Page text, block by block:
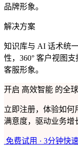
品牌形象。
解决方案
知识库与 AI 话术统
性，360° 客户视图
客服形象。
开启 高效智能 的全
立即注册，体验如何
满意度，驱动业务增
免费试用 · 3分钟快